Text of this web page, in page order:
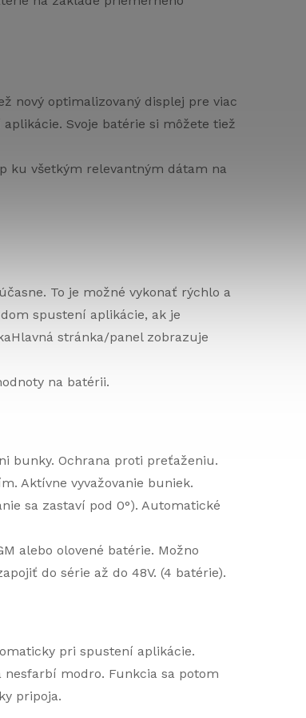
nový optimalizovaný displej pre viac
Svoje batérie si môžete tiež
ku všetkým relevantným dátam na
To je možné vykonať rýchlo a
spustení aplikácie, ak je
stránka/panel zobrazuje
na batérii.
bunky. Ochrana proti preťaženiu.
Aktívne vyvažovanie buniek.
sa zastaví pod 0°). Automatické
alebo olovené batérie. Možno
do série až do 48V. (4 batérie).
pri spustení aplikácie.
modro. Funkcia sa potom
pripoja.